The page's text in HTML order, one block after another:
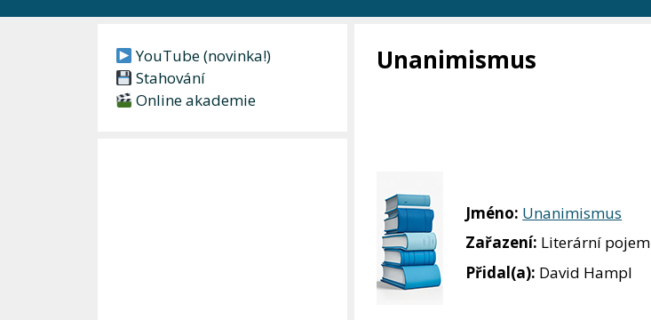
Unanimismus
Jméno: Unanimismus
Zařazení: Literární pojem
Přidal(a): David Hampl
YouTube (novinka!)
Stahování
Online akademie